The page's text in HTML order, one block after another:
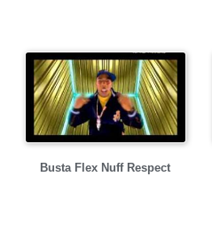
Busta Flex Nuff Respect